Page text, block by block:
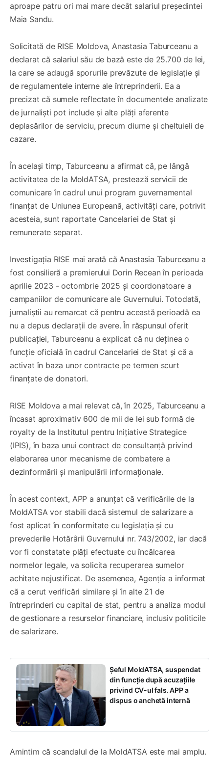
aproape patru ori mai mare decât salariul președintei
Maia Sandu.
Solicitată de RISE Moldova, Anastasia Taburceanu a
declarat că salariul său de bază este de 25.700 de lei,
la care se adaugă sporurile prevăzute de legislație și
de regulamentele interne ale întreprinderii. Ea a
precizat că sumele reflectate în documentele analizate
de jurnaliști pot include și alte plăți aferente
deplasărilor de serviciu, precum diurne și cheltuieli de
cazare.
În același timp, Taburceanu a afirmat că, pe lângă
activitatea de la MoldATSA, prestează servicii de
comunicare în cadrul unui program guvernamental
finanțat de Uniunea Europeană, activități care, potrivit
acesteia, sunt raportate Cancelariei de Stat și
remunerate separat.
Investigația RISE mai arată că Anastasia Taburceanu a
fost consilieră a premierului Dorin Recean în perioada
aprilie 2023 - octombrie 2025 și coordonatoare a
campaniilor de comunicare ale Guvernului. Totodată,
jurnaliștii au remarcat că pentru această perioadă ea
nu a depus declarații de avere. În răspunsul oferit
publicației, Taburceanu a explicat că nu deținea o
funcție oficială în cadrul Cancelariei de Stat și că a
activat în baza unor contracte pe termen scurt
finanțate de donatori.
RISE Moldova a mai relevat că, în 2025, Taburceanu a
încasat aproximativ 600 de mii de lei sub formă de
royalty de la Institutul pentru Inițiative Strategice
(IPIS), în baza unui contract de consultanță privind
elaborarea unor mecanisme de combatere a
dezinformării și manipulării informaționale.
În acest context, APP a anunțat că verificările de la
MoldATSA vor stabili dacă sistemul de salarizare a
fost aplicat în conformitate cu legislația și cu
prevederile Hotărârii Guvernului nr. 743/2002, iar dacă
vor fi constatate plăți efectuate cu încălcarea
normelor legale, va solicita recuperarea sumelor
achitate nejustificat. De asemenea, Agenția a informat
că a cerut verificări similare și în alte 21 de
întreprinderi cu capital de stat, pentru a analiza modul
de gestionare a resurselor financiare, inclusiv politicile
de salarizare.
Șeful MoldATSA, suspendat
din funcție după acuzațiile
privind CV-ul fals. APP a
dispus o anchetă internă
Amintim că scandalul de la MoldATSA este mai amplu.